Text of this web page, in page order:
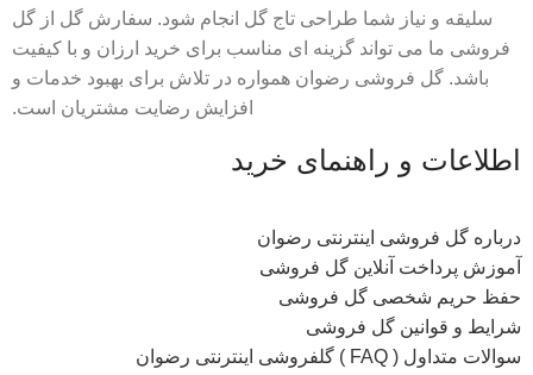
سلیقه و نیاز شما طراحی تاج گل انجام شود. سفارش گل از گل
فروشی ما می تواند گزینه ای مناسب برای خرید ارزان و با کیفیت
باشد. گل فروشی رضوان همواره در تلاش برای بهبود خدمات و
افزایش رضایت مشتریان است.
اطلاعات و راهنمای خرید
درباره گل فروشی اینترنتی رضوان
آموزش پرداخت آنلاین گل فروشی
حفظ حریم شخصی گل فروشی
شرایط و قوانین گل فروشی
سوالات متداول ( FAQ ) گلفروشی اینترنتی رضوان